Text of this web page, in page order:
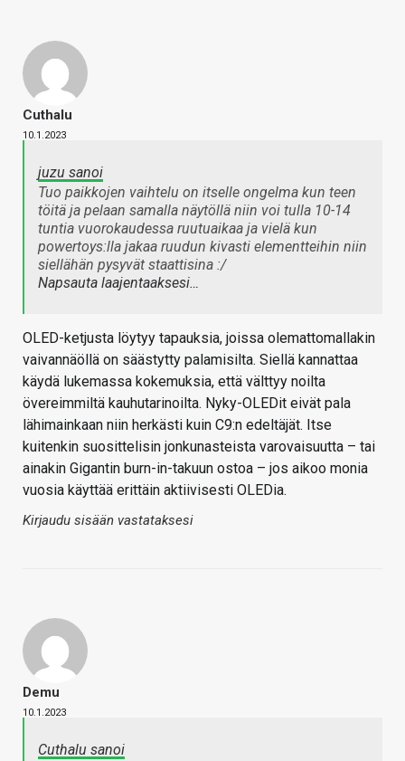
Cuthalu
10.1.2023
juzu sanoi
Tuo paikkojen vaihtelu on itselle ongelma kun teen
töitä ja pelaan samalla näytöllä niin voi tulla 10-14
tuntia vuorokaudessa ruutuaikaa ja vielä kun
powertoys:lla jakaa ruudun kivasti elementteihin niin
siellähän pysyvät staattisina :/
Napsauta laajentaaksesi…
OLED-ketjusta löytyy tapauksia, joissa olemattomallakin
vaivannäöllä on säästytty palamisilta. Siellä kannattaa
käydä lukemassa kokemuksia, että välttyy noilta
övereimmiltä kauhutarinoilta. Nyky-OLEDit eivät pala
lähimainkaan niin herkästi kuin C9:n edeltäjät. Itse
kuitenkin suosittelisin jonkunasteista varovaisuutta – tai
ainakin Gigantin burn-in-takuun ostoa – jos aikoo monia
vuosia käyttää erittäin aktiivisesti OLEDia.
Kirjaudu sisään vastataksesi
Demu
10.1.2023
Cuthalu sanoi